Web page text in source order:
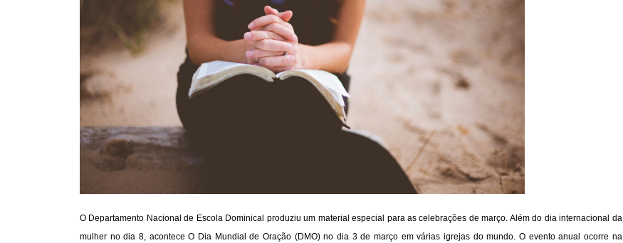
O Departamento Nacional de Escola Dominical produziu um material especial para as celebrações de março. Além do dia internacional da
mulher no dia 8, acontece O Dia Mundial de Oração (DMO) no dia 3 de março em várias igrejas do mundo. O evento anual ocorre na